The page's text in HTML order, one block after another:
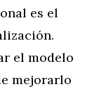
es el
el modelo
mejorarlo